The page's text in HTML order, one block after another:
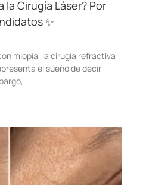
la Cirugía Láser? Por
✨
miopía, la cirugía refractiva
el sueño de decir